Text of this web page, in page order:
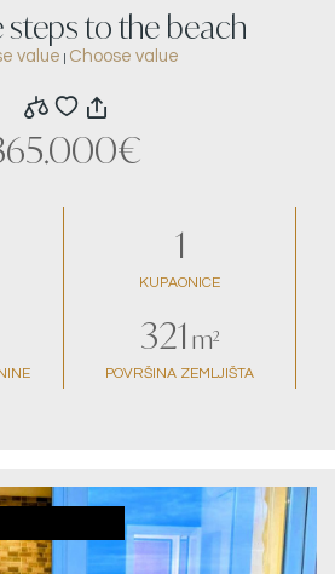
steps to the beach
value Choose value
1
KUPAONICE
321 m²
POVRŠINA ZEMLJIŠTA